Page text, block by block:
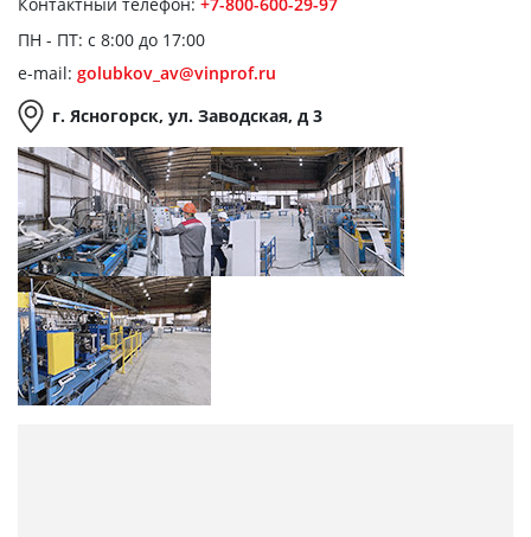
ПН - ПТ: с 8:00 до 17:00
e-mail: golubkov_av@vinprof.ru
г. Ясногорск, ул. Заводская, д 3